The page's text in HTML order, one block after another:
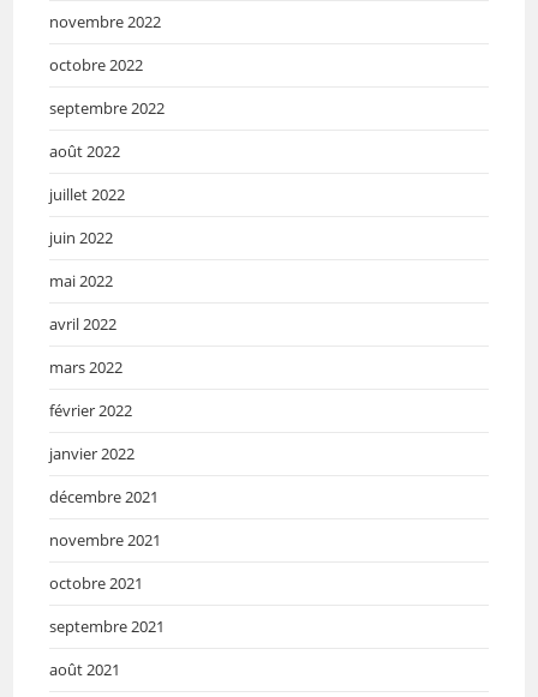
novembre 2022
octobre 2022
septembre 2022
août 2022
juillet 2022
juin 2022
mai 2022
avril 2022
mars 2022
février 2022
janvier 2022
décembre 2021
novembre 2021
octobre 2021
septembre 2021
août 2021